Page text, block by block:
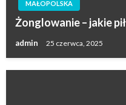
MAŁOPOLSKA
Żonglowanie – jakie
admin 25 czerwca, 2025